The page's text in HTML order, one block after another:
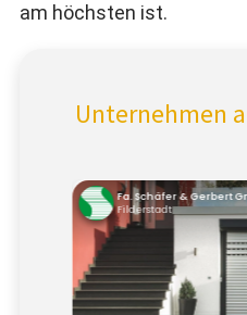
am höchsten ist.
Unternehmen